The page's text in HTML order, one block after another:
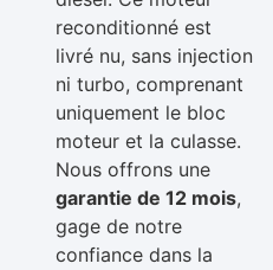
reconditionné est
livré nu, sans injection
ni turbo, comprenant
uniquement le bloc
moteur et la culasse.
Nous offrons une
garantie de 12 mois,
gage de notre
confiance dans la